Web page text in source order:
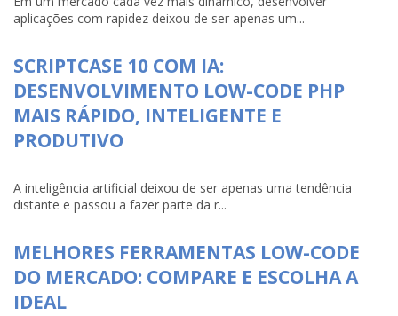
aplicações com rapidez deixou de ser apenas um...
SCRIPTCASE 10 COM IA:
DESENVOLVIMENTO LOW-CODE PHP
MAIS RÁPIDO, INTELIGENTE E
PRODUTIVO
A inteligência artificial deixou de ser apenas uma tendência
distante e passou a fazer parte da r...
MELHORES FERRAMENTAS LOW-CODE
DO MERCADO: COMPARE E ESCOLHA A
IDEAL